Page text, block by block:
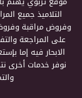
التلاميذ جميع
وفروض مراقبة
على المراجعة
الابحار فيه إما
نوفر خدمات أخرى